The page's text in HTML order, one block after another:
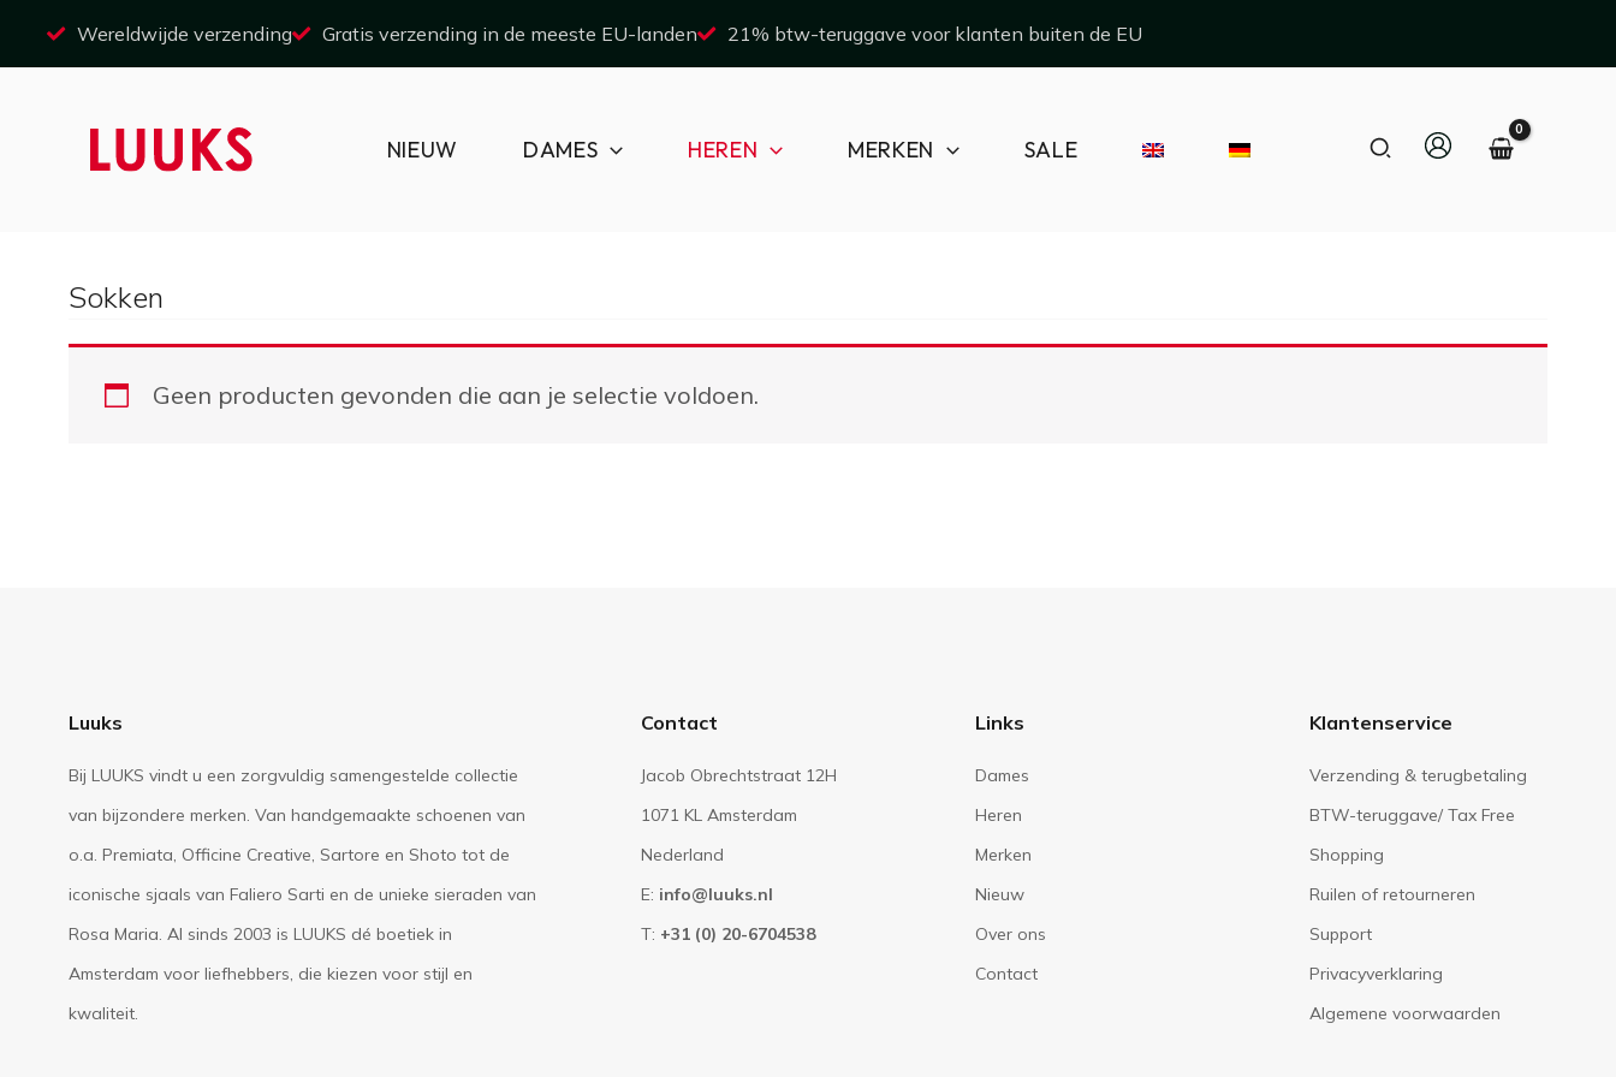
naar
Wereldwijde verzending Gratis verzending in de meeste EU-landen 21% btw-teruggave voor klanten buiten de EU
NIEUW DAMES HEREN MERKEN SALE Zoeken
Sokken
Geen producten gevonden die aan je selectie voldoen.
Luuks
Bij LUUKS vindt u een zorgvuldig samengestelde collectie
van bijzondere merken. Van handgemaakte schoenen van
o.a. Premiata, Officine Creative, Sartore en Shoto tot de
iconische sjaals van Faliero Sarti en de unieke sieraden van
Rosa Maria. Al sinds 2003 is LUUKS dé boetiek in
Amsterdam voor liefhebbers, die kiezen voor stijl en
kwaliteit.
Contact
Jacob Obrechtstraat 12H
1071 KL Amsterdam
Nederland
E: info@luuks.nl
T: +31 (0) 20-6704538
Links
Dames
Heren
Merken
Nieuw
Over ons
Contact
Klantenservice
Verzending & terugbetaling
BTW-teruggave/ Tax Free
Shopping
Ruilen of retourneren
Support
Privacyverklaring
Algemene voorwaarden